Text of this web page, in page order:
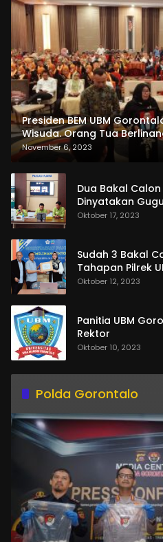
Presiden BEM UBM
Wisuda. Orang Tua
dan Pemasangan
November 6, 2023
Dua Bakal
Dinyatakan
Oktober 17, 2023
Sudah 3 Bakal
Tahapan Pilrek
Oktober 12, 2023
Panitia UBM
Rektor
Oktober 10, 2023
Polda Gorontalo